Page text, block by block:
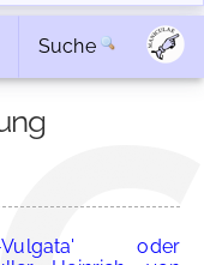
Suche
Vulgata' oder